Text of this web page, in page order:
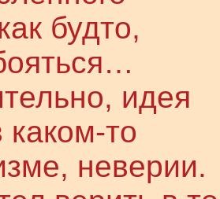
будто,
идея
каком-то
неверии.